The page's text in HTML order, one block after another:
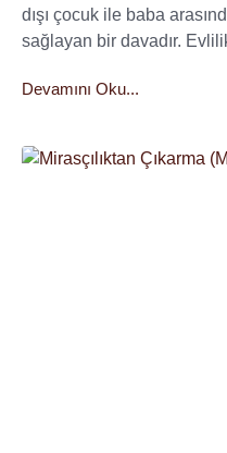
dışı çocuk ile baba
sağlayan bir davadır.
Devamını Oku...